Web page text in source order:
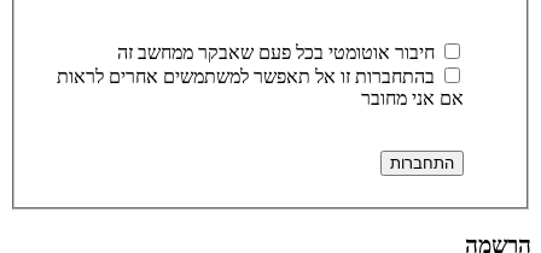
חיבור אוטומטי בכל פעם שאבקר ממחשב זה
בהתחברות זו אל תאפשר למשתמשים אחרים לראות
אם אני מחובר
הרשמה